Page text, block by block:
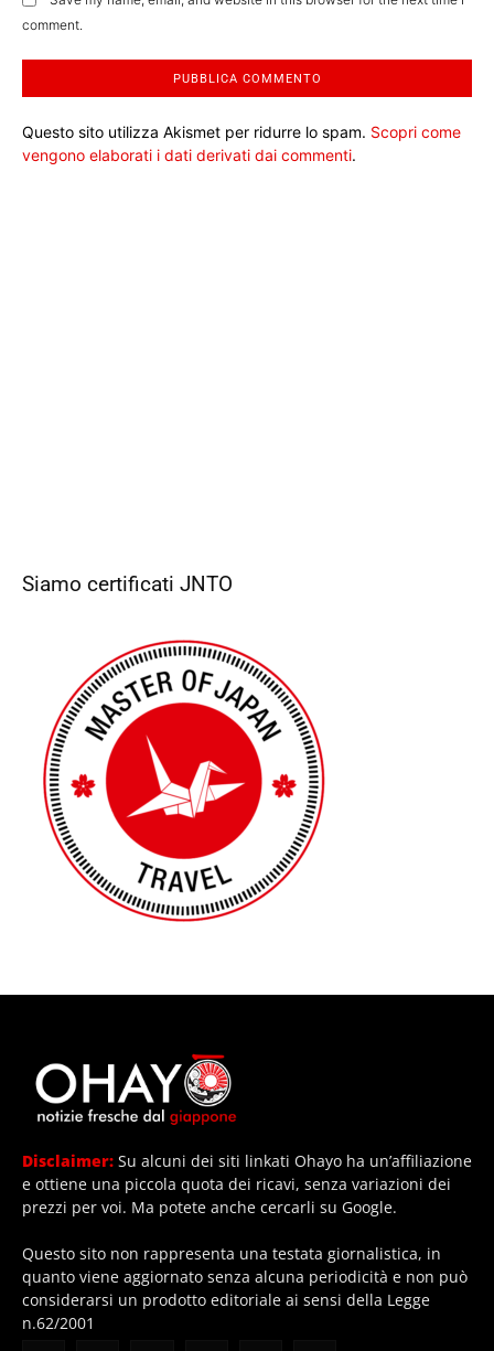
comment.
Questo sito utilizza Akismet per ridurre lo spam. Scopri come
vengono elaborati i dati derivati dai commenti.
Siamo certificati JNTO
Disclaimer: Su alcuni dei siti linkati Ohayo ha un’affiliazione
e ottiene una piccola quota dei ricavi, senza variazioni dei
prezzi per voi. Ma potete anche cercarli su Google.
Questo sito non rappresenta una testata giornalistica, in
quanto viene aggiornato senza alcuna periodicità e non può
considerarsi un prodotto editoriale ai sensi della Legge
n.62/2001